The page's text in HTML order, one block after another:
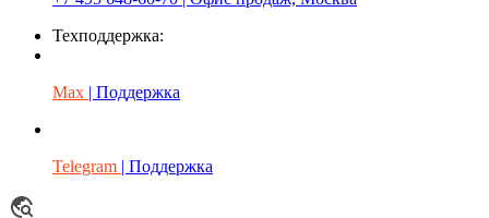
Техподдержка:
Max | Поддержка
Telegram | Поддержка